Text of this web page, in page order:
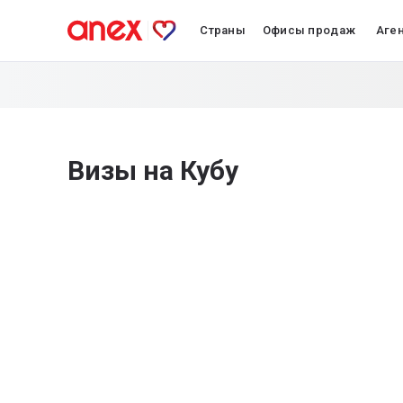
Страны Офисы продаж
Визы на Кубу